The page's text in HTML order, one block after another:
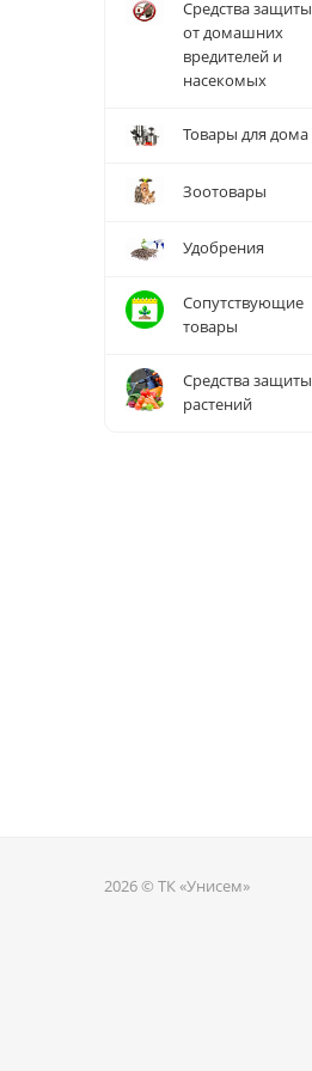
Средства защиты
от домашних
вредителей и
насекомых
Товары для дома
Зоотовары
Удобрения
Сопутствующие
товары
Средства защиты
растений
2026 © ТК «Унисем»